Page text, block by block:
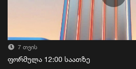
7 თვის
ფორმულა 12:00 საათზე